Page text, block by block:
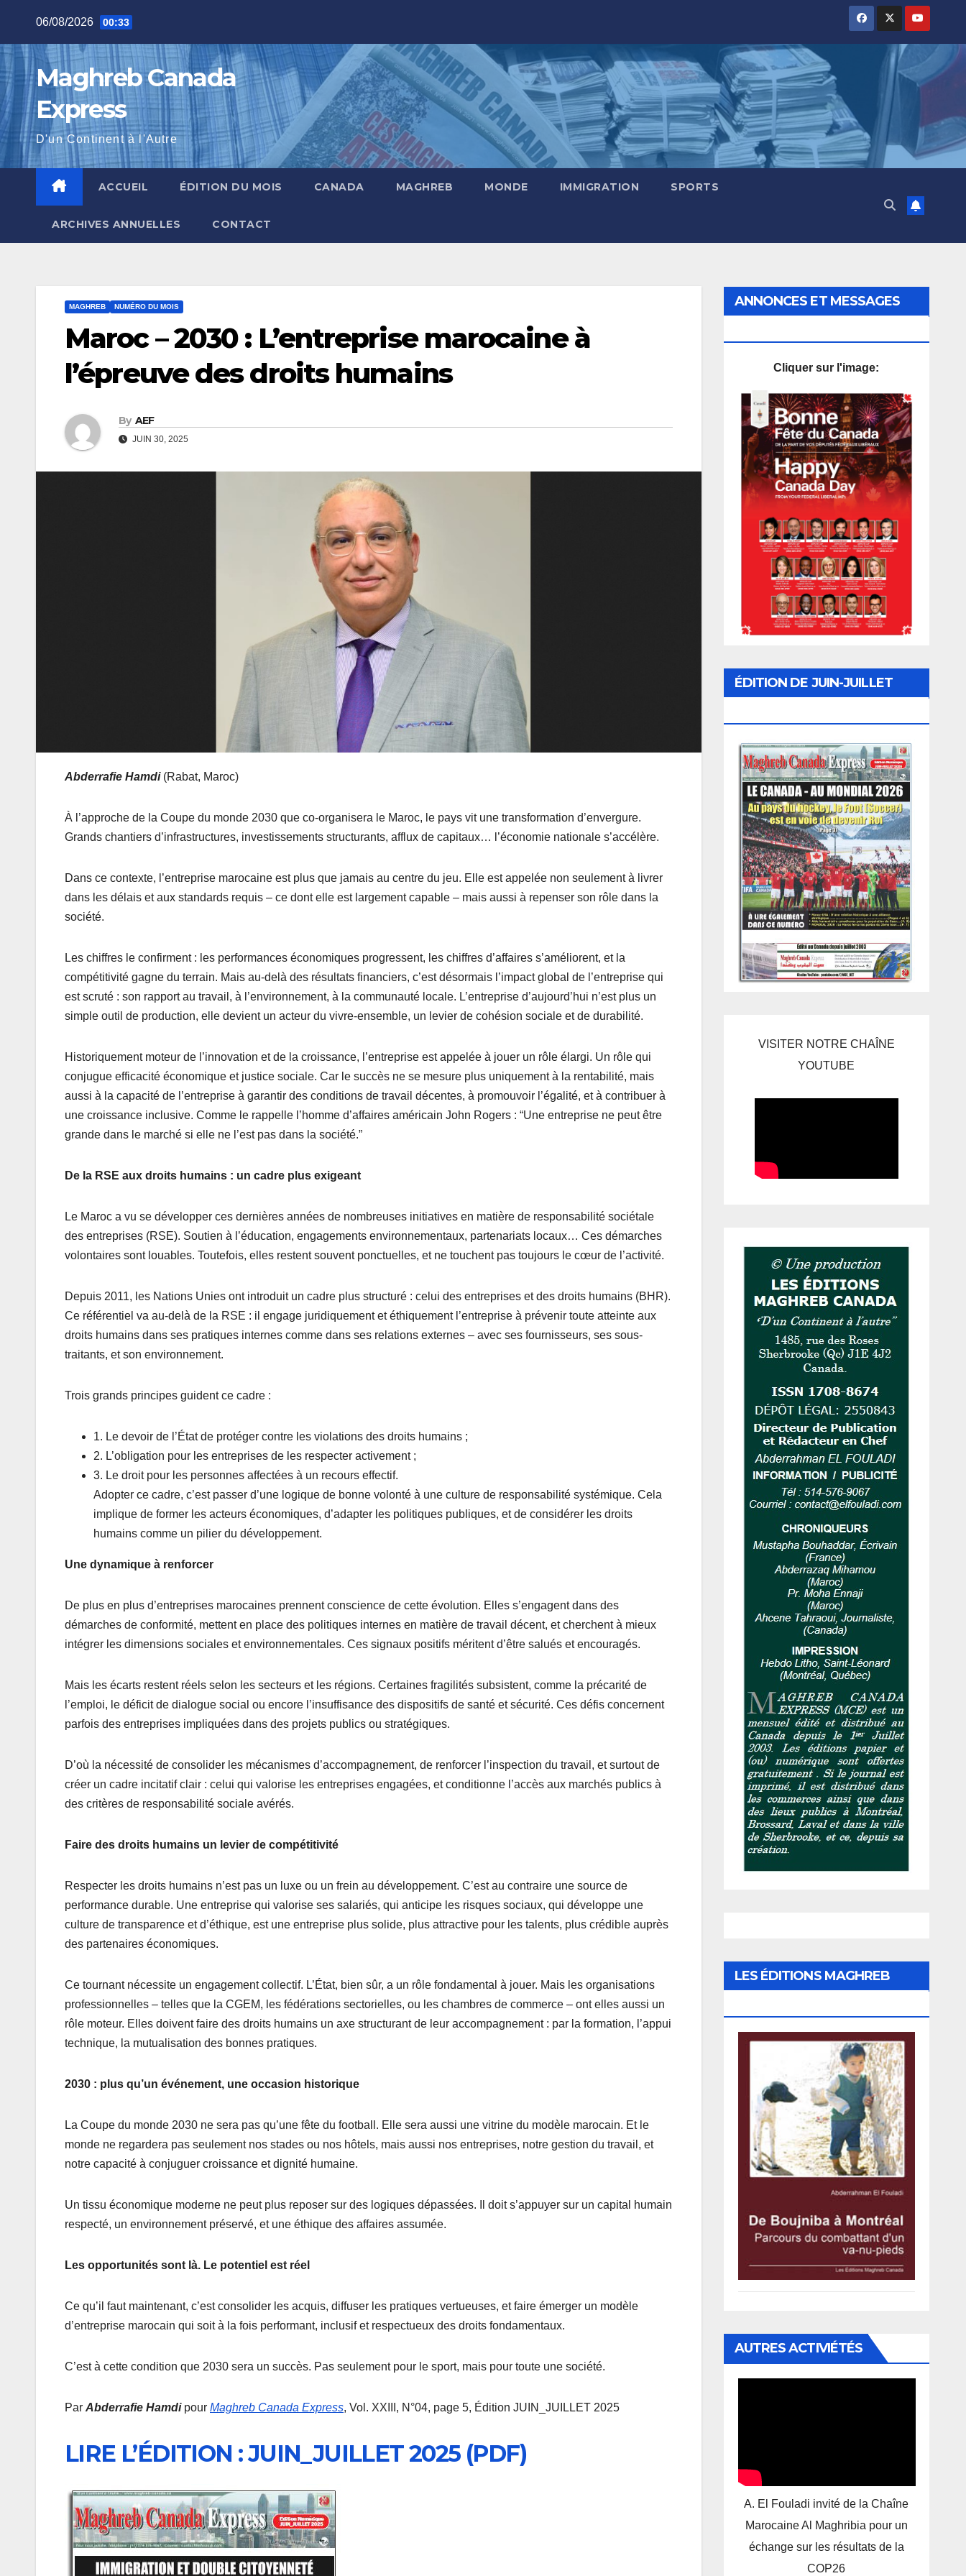
content
06/08/2026 00:33
Maghreb Canada
Express
D'un Continent à l'Autre
ACCUEIL ÉDITION DU MOIS CANADA MAGHREB MONDE IMMIGRATION SPORTS
ARCHIVES ANNUELLES CONTACT
MAGHREB NUMÉRO DU MOIS
Maroc – 2030 : L’entreprise marocaine à
l’épreuve des droits humains
By AEF
JUIN 30, 2025
Abderrafie Hamdi(Rabat, Maroc)
À l’approche de la Coupe du monde 2030 que co-organisera le Maroc, le pays vit une transformation d’envergure.
Grands chantiers d’infrastructures, investissements structurants, afflux de capitaux… l’économie nationale s’accélère.
Dans ce contexte, l’entreprise marocaine est plus que jamais au centre du jeu. Elle est appelée non seulement à livrer
dans les délais et aux standards requis – ce dont elle est largement capable – mais aussi à repenser son rôle dans la
société.
Les chiffres le confirment : les performances économiques progressent, les chiffres d’affaires s’améliorent, et la
compétitivité gagne du terrain. Mais au-delà des résultats financiers, c’est désormais l’impact global de l’entreprise qui
est scruté : son rapport au travail, à l’environnement, à la communauté locale. L’entreprise d’aujourd’hui n’est plus un
simple outil de production, elle devient un acteur du vivre-ensemble, un levier de cohésion sociale et de durabilité.
Historiquement moteur de l’innovation et de la croissance, l’entreprise est appelée à jouer un rôle élargi. Un rôle qui
conjugue efficacité économique et justice sociale. Car le succès ne se mesure plus uniquement à la rentabilité, mais
aussi à la capacité de l’entreprise à garantir des conditions de travail décentes, à promouvoir l’égalité, et à contribuer à
une croissance inclusive. Comme le rappelle l’homme d’affaires américain John Rogers : “Une entreprise ne peut être
grande dans le marché si elle ne l’est pas dans la société.”
De la RSE aux droits humains : un cadre plus exigeant
Le Maroc a vu se développer ces dernières années de nombreuses initiatives en matière de responsabilité sociétale
des entreprises (RSE). Soutien à l’éducation, engagements environnementaux, partenariats locaux… Ces démarches
volontaires sont louables. Toutefois, elles restent souvent ponctuelles, et ne touchent pas toujours le cœur de l’activité.
Depuis 2011, les Nations Unies ont introduit un cadre plus structuré : celui des entreprises et des droits humains (BHR).
Ce référentiel va au-delà de la RSE : il engage juridiquement et éthiquement l’entreprise à prévenir toute atteinte aux
droits humains dans ses pratiques internes comme dans ses relations externes – avec ses fournisseurs, ses sous-
traitants, et son environnement.
Trois grands principes guident ce cadre :
1. Le devoir de l’État de protéger contre les violations des droits humains ;
2. L’obligation pour les entreprises de les respecter activement ;
3. Le droit pour les personnes affectées à un recours effectif.
Adopter ce cadre, c’est passer d’une logique de bonne volonté à une culture de responsabilité systémique. Cela
implique de former les acteurs économiques, d’adapter les politiques publiques, et de considérer les droits
humains comme un pilier du développement.
Une dynamique à renforcer
De plus en plus d’entreprises marocaines prennent conscience de cette évolution. Elles s’engagent dans des
démarches de conformité, mettent en place des politiques internes en matière de travail décent, et cherchent à mieux
intégrer les dimensions sociales et environnementales. Ces signaux positifs méritent d’être salués et encouragés.
Mais les écarts restent réels selon les secteurs et les régions. Certaines fragilités subsistent, comme la précarité de
l’emploi, le déficit de dialogue social ou encore l’insuffisance des dispositifs de santé et sécurité. Ces défis concernent
parfois des entreprises impliquées dans des projets publics ou stratégiques.
D’où la nécessité de consolider les mécanismes d’accompagnement, de renforcer l’inspection du travail, et surtout de
créer un cadre incitatif clair : celui qui valorise les entreprises engagées, et conditionne l’accès aux marchés publics à
des critères de responsabilité sociale avérés.
Faire des droits humains un levier de compétitivité
Respecter les droits humains n’est pas un luxe ou un frein au développement. C’est au contraire une source de
performance durable. Une entreprise qui valorise ses salariés, qui anticipe les risques sociaux, qui développe une
culture de transparence et d’éthique, est une entreprise plus solide, plus attractive pour les talents, plus crédible auprès
des partenaires économiques.
Ce tournant nécessite un engagement collectif. L’État, bien sûr, a un rôle fondamental à jouer. Mais les organisations
professionnelles – telles que la CGEM, les fédérations sectorielles, ou les chambres de commerce – ont elles aussi un
rôle moteur. Elles doivent faire des droits humains un axe structurant de leur accompagnement : par la formation, l’appui
technique, la mutualisation des bonnes pratiques.
2030 : plus qu’un événement, une occasion historique
La Coupe du monde 2030 ne sera pas qu’une fête du football. Elle sera aussi une vitrine du modèle marocain. Et le
monde ne regardera pas seulement nos stades ou nos hôtels, mais aussi nos entreprises, notre gestion du travail, et
notre capacité à conjuguer croissance et dignité humaine.
Un tissu économique moderne ne peut plus reposer sur des logiques dépassées. Il doit s’appuyer sur un capital humain
respecté, un environnement préservé, et une éthique des affaires assumée.
Les opportunités sont là. Le potentiel est réel
Ce qu’il faut maintenant, c’est consolider les acquis, diffuser les pratiques vertueuses, et faire émerger un modèle
d’entreprise marocain qui soit à la fois performant, inclusif et respectueux des droits fondamentaux.
C’est à cette condition que 2030 sera un succès. Pas seulement pour le sport, mais pour toute une société.
Par Abderrafie Hamdipour Maghreb Canada Express, Vol. XXIII, N°04, page 5, Édition JUIN_JUILLET 2025
LIRE L’ÉDITION : JUIN_JUILLET 2025 (PDF)
ANNONCES ET MESSAGES
Cliquer sur l'image:
ÉDITION DE JUIN-JUILLET
VISITER NOTRE CHAÎNE
YOUTUBE
LES ÉDITIONS MAGHREB
AUTRES ACTIVIÉTÉS
A. El Fouladi invité de la Chaîne
Marocaine Al Maghribia pour un
échange sur les résultats de la
COP26